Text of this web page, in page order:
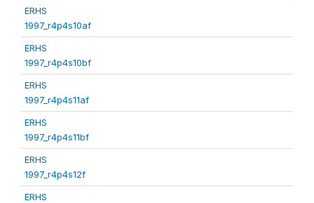
ERHS
1997_r4p4s10af
ERHS
1997_r4p4s10bf
ERHS
1997_r4p4s11af
ERHS
1997_r4p4s11bf
ERHS
1997_r4p4s12f
ERHS